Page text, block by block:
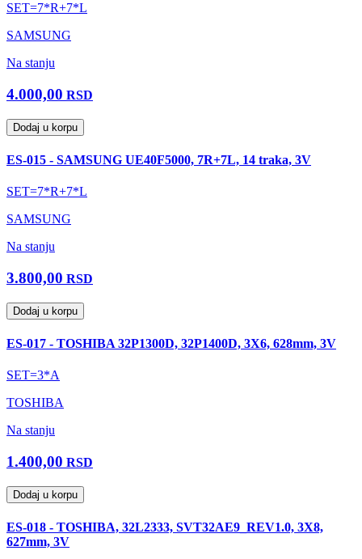
SET=7*R+7*L
SAMSUNG
Na stanju
4.000,00 RSD
Dodaj u korpu
ES-015 - SAMSUNG UE40F5000, 7R+7L, 14 traka, 3V
SET=7*R+7*L
SAMSUNG
Na stanju
3.800,00 RSD
Dodaj u korpu
ES-017 - TOSHIBA 32P1300D, 32P1400D, 3X6, 628mm, 3V
SET=3*A
TOSHIBA
Na stanju
1.400,00 RSD
Dodaj u korpu
ES-018 - TOSHIBA, 32L2333, SVT32AE9_REV1.0, 3X8,
627mm, 3V